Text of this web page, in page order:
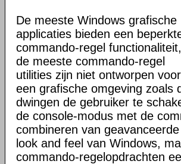
De meeste Windows grafische
applicaties bieden een
commando-regel
de meeste commando-regel
utilities zijn niet ontworpen voor
een grafische omgeving zoals
dwingen de gebruiker te
de console-modus met de
combineren van
look and feel van Windows,
commando-regelopdrachten